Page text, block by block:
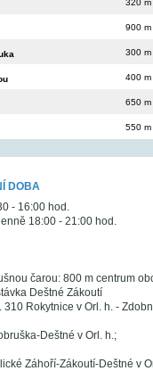
900 m
300 m
400 m
650 m
550 m
DOBA
- 16:00 hod.
18:00 - 21:00 hod.
čarou: 800 m centrum
Deštné Zákoutí
310 Rokytnice v Orl. h. -
Deštné v Orl. h.;
Záhoří-Zákoutí-Deštné v